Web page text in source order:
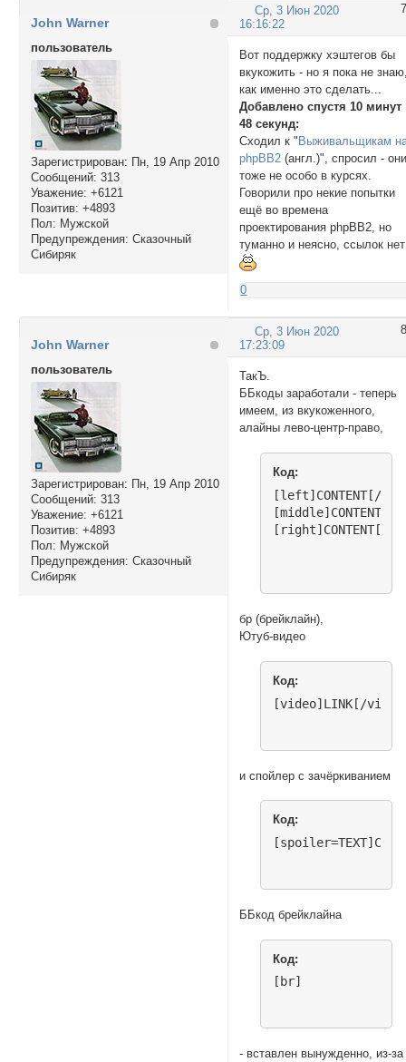
7
Ср, 3 Июн 2020
16:16:22
John Warner
пользователь
Зарегистрирован: Пн, 19 Апр 2010
Сообщений: 313
Уважение: +6121
Позитив: +4893
Пол: Мужской
Предупреждения: Сказочный
Сибиряк
Вот поддержку хэштегов бы
вкукожить - но я пока не
как именно это сделать...
Добавлено спустя 10 минут
48 секунд:
Сходил к " Выживальщикам
phpBB2 (англ.)", спросил -
тоже не особо в курсях.
Говорили про некие попытки
ещё во времена
проектирования phpBB2, но
туманно и неясно, ссылок нет
0
8
Ср, 3 Июн 2020
17:23:09
John Warner
пользователь
Зарегистрирован: Пн, 19 Апр 2010
Сообщений: 313
Уважение: +6121
Позитив: +4893
Пол: Мужской
Предупреждения: Сказочный
Сибиряк
ТакЪ.
ББкоды заработали - теперь
имеем, из вкукоженного,
алайны лево-центр-право,
Код:
[left]CONTENT[/
бр (брейклайн),
Ютуб-видео
Код:
[video]LINK[/
и спойлер с зачёркиванием
Код:
ББкод брейклайна
Код:
[br]
- вставлен вынужденно, из-за